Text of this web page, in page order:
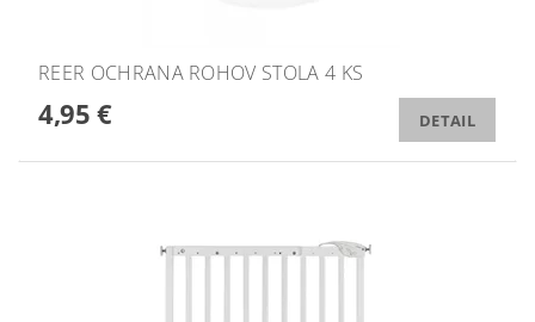
REER OCHRANA ROHOV STOLA 4 KS
4,95 € DETAIL